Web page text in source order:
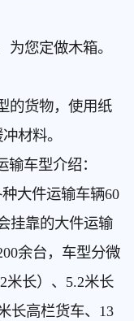
您定做木箱。
货物，使用纸
材料。
车型介绍：
大件运输车辆60
挂靠的大件运输
余台，车型分微
米长）、5.2米长
长高栏货车、13